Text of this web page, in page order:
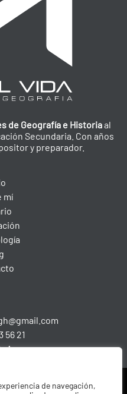
de navegación,
de Geografía e Historiaal
Secundaria. Con años
y preparador.
mí
56 21